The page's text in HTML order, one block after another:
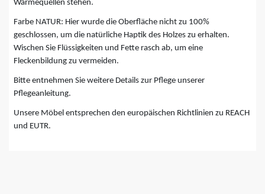
Wärmequellen stehen.
Farbe NATUR: Hier wurde die Oberfläche nicht zu 100%
geschlossen, um die natürliche Haptik des Holzes zu erhalten.
Wischen Sie Flüssigkeiten und Fette rasch ab, um eine
Fleckenbildung zu vermeiden.
Bitte entnehmen Sie weitere Details zur Pflege unserer
Pflegeanleitung.
Unsere Möbel entsprechen den europäischen Richtlinien zu REACH
und EUTR.